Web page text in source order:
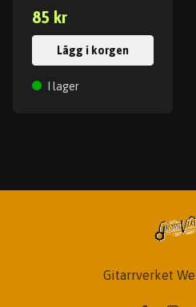
85 kr
Lägg i korgen
I lager
Gitarrverket